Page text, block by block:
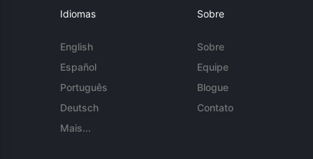
Idiomas
English
Español
Português
Deutsch
Mais...
Sobre
Sobre
Equipe
Blogue
Contato